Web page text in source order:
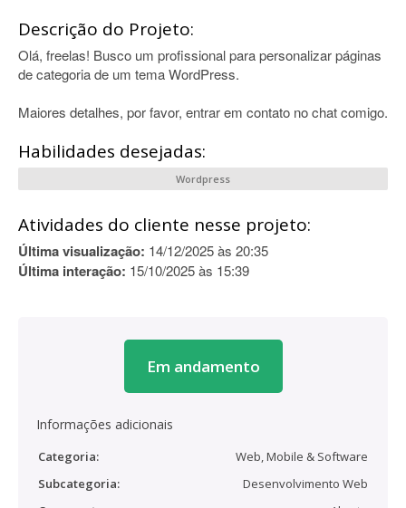
Descrição do Projeto:
Olá, freelas! Busco um profissional para personalizar páginas
de categoria de um tema WordPress.
Maiores detalhes, por favor, entrar em contato no chat comigo.
Habilidades desejadas:
Wordpress
Atividades do cliente nesse projeto:
Última visualização: 14/12/2025 às 20:35
Última interação: 15/10/2025 às 15:39
Em andamento
Informações adicionais
Categoria:
Web, Mobile & Software
Subcategoria:
Desenvolvimento Web